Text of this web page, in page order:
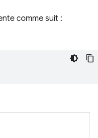
comme suit :